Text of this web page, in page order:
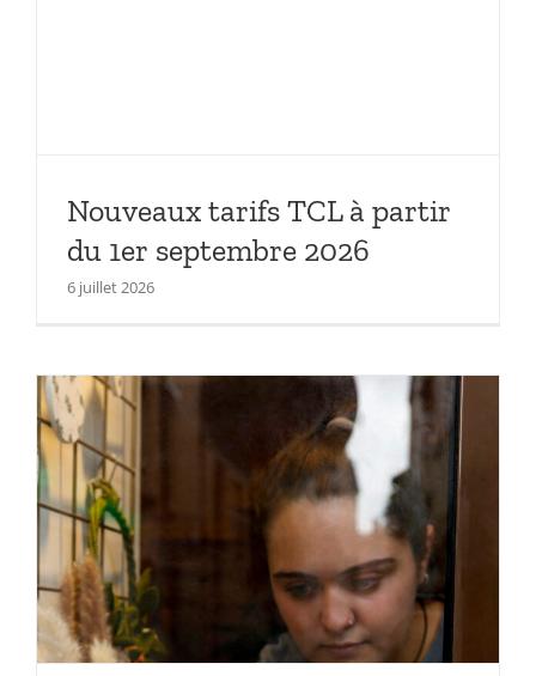
Nouveaux tarifs TCL à partir
du 1er septembre 2026
6 juillet 2026